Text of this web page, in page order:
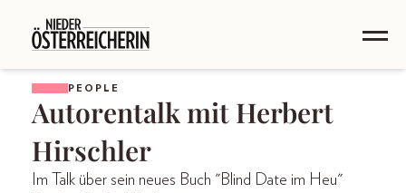
PEOPLE
Autorentalk mit Herbert
Hirschler
Im Talk über sein neues Buch "Blind Date im Heu"